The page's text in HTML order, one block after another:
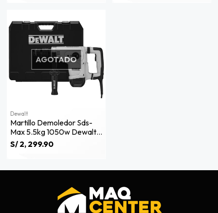
AGOTADO
Dewalt
Martillo Demoledor Sds-
Max 5.5kg 1050w Dewalt
D25810k-B2
S/ 2, 299.90